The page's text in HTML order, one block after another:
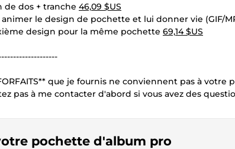
de dos + tranche 46,09 $US
le design de pochette et lui donner vie (GIF/
design pour la même pochette 69,14 $US
que je fournis ne conviennent pas à
pas à me contacter d'abord si vous avez des
pochette d'album pro